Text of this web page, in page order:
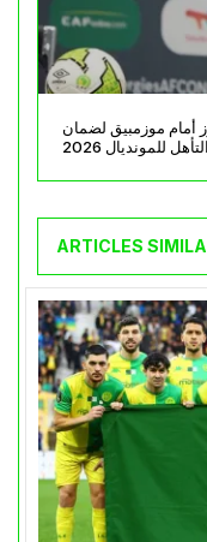
أمام موزمبيق لضمان
ARTICLES